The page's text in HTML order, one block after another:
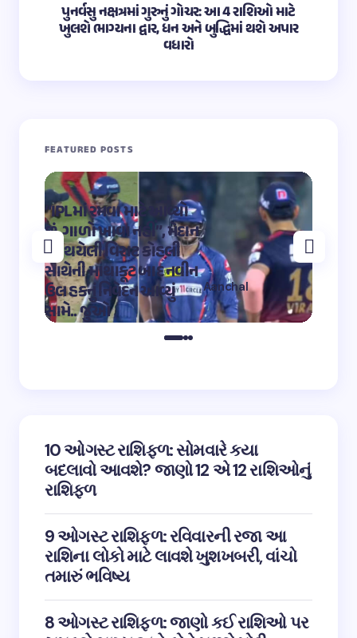
પુનર્વસુ નક્ષત્રમાં ગુરુનું ગોચર: આ 4 રાશિઓ માટે
ખુલશે ભાગ્યના દ્વાર, ધન અને બુદ્ધિમાં થશે અપાર
વધારો
FEATURED POSTS
“IPLમાં રમવા માટે આવ્યો
છું, ગાળો ખાવા નહીં”, મેદાન
પર થયેલી વિરાટ કોહલી
સાથેની માથાકૂટ બાદ નવીન
ઉલ હકનું નિવેદન આવ્યું
સામે.. જુઓ
Aanchal
on 12:32 pm May 4,
2023
કુમારે
10 ઓગસ્ટ રાશિફળ: સોમવારે કયા
બદલાવો આવશે? જાણો 12 એ 12 રાશિઓનું
રાશિફળ
9 ઓગસ્ટ રાશિફળ: રવિવારની રજા આ
રાશિના લોકો માટે લાવશે ખુશખબરી, વાંચો
તમારું ભવિષ્ય
8 ઓગસ્ટ રાશિફળ: જાણો કઈ રાશિઓ પર